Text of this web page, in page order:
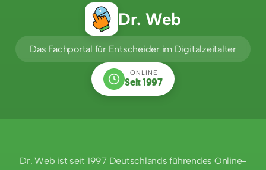
Dr. Web
Das Fachportal für Entscheider im Digitalzeitalter
ONLINE
Seit 1997
Dr. Web ist seit 1997 Deutschlands führendes Online-